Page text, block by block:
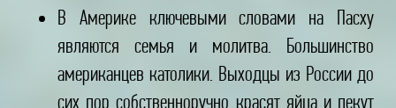
В Америке ключевыми словами на Пасху
являются семья и молитва. Большинство
американцев католики. Выходцы из России до
сих пор собственноручно красят яйца и пекут